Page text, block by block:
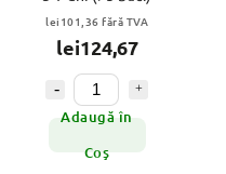
lei101,36 fără TVA
lei124,67
Adaugă în
Coş